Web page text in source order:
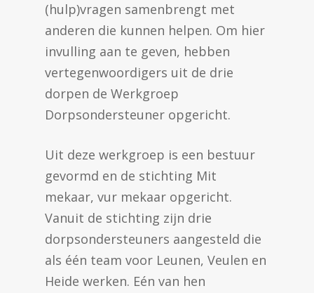
(hulp)vragen samenbrengt met
anderen die kunnen helpen. Om hier
invulling aan te geven, hebben
vertegenwoordigers uit de drie
dorpen de Werkgroep
Dorpsondersteuner opgericht.
Uit deze werkgroep is een bestuur
gevormd en de stichting Mit
mekaar, vur mekaar opgericht.
Vanuit de stichting zijn drie
dorpsondersteuners aangesteld die
als één team voor Leunen, Veulen en
Heide werken. Eén van hen